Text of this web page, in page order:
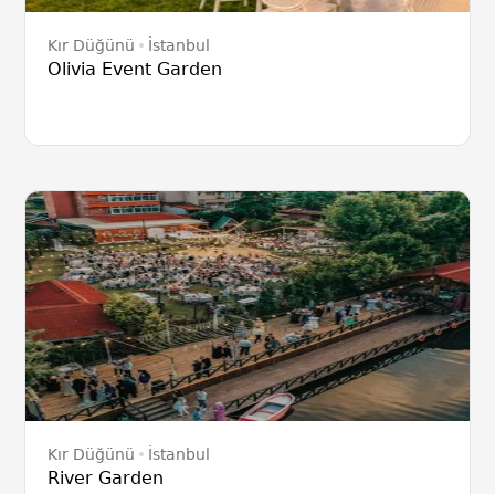
Kır Düğünü İstanbul
Olivia Event Garden
Kır Düğünü İstanbul
River Garden